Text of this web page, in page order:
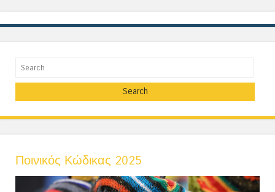
Search
Ποινικός Κώδικας 2025